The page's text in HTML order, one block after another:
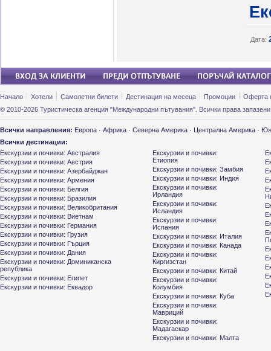
Дата:
Начало Хотели Самолетни билети Дестинация на месеца Промоции
Оферта
© 2010-2026 Туристическа агенция "Международни пътувания". Всички права
Всички направления: Европа · Африка · Северна Америка · Централна Америка ·
Всички дестинации:
Екскурзии и почивки: Австралия
Екскурзии и почивки: Австрия
Екскурзии и почивки: Азербайджан
Екскурзии и почивки: Армения
Екскурзии и почивки: Белгия
Екскурзии и почивки: Бразилия
Екскурзии и почивки: Великобритания
Екскурзии и почивки: Виетнам
Екскурзии и почивки: Германия
Екскурзии и почивки: Грузия
Екскурзии и почивки: Гърция
Екскурзии и почивки: Дания
Екскурзии и почивки: Доминиканска
република
Екскурзии и почивки: Египет
Екскурзии и почивки: Еквадор
Екскурзии и почивки:
Етиопия
Екскурзии и почивки: Замбия
Екскурзии и почивки: Индия
Екскурзии и почивки:
Ирландия
Екскурзии и почивки:
Исландия
Екскурзии и почивки:
Испания
Екскурзии и почивки: Италия
Екскурзии и почивки: Канада
Екскурзии и почивки:
Киргизстан
Екскурзии и почивки: Китай
Екскурзии и почивки:
Колумбия
Екскурзии и почивки: Куба
Екскурзии и почивки:
Мавриций
Екскурзии и почивки:
Мадагаскар
Екскурзии и почивки: Малта